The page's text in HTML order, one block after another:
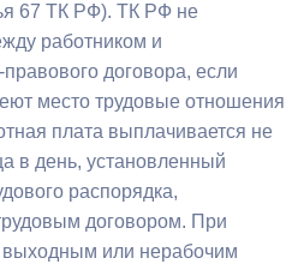
67 ТК РФ). ТК РФ не
работником и
договора, если
место трудовые отношения
плата выплачивается не
в день, установленный
распорядка,
договором. При
или нерабочим